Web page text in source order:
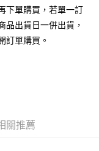
月結算日後寄送繳費提
灣大直營門市／銀行轉
稱本公司）所提供，讓
對及更正。
至「AFTEE先享後付」
結，可透過四大超商／
完成。
需要取消訂單，請聯絡
聯繫「AFTEE先享後付
support/home
下單購買，若單一訂
品出貨日一併出貨，
訂單購買。
關推薦